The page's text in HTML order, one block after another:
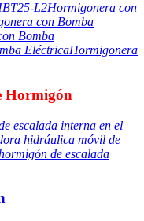
L2Hormigonera con
con Bomba
Bomba
EléctricaHormigonera
Hormigón
escalada interna en el
hidráulica móvil de
de escalada